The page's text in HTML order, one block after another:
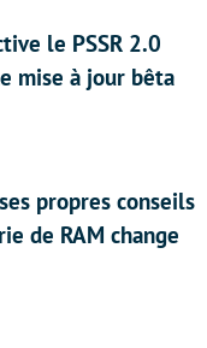
le PSSR 2.0
mise à jour bêta
propres conseils
de RAM change